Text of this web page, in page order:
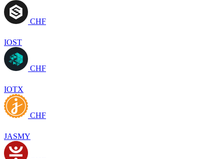
CHF
IOST
CHF
IOTX
CHF
JASMY